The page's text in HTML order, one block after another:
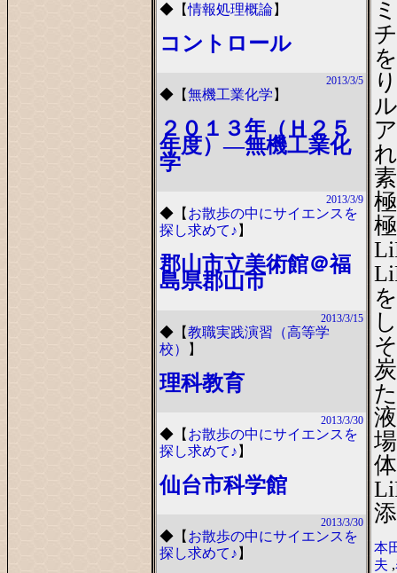
◆ 【情報処理概論】
コントロール
2013/3/5
◆ 【無機工業化学 】
２０１３年（Ｈ２５
年度）―無機工業化
学
2013/3/9
◆ 【 お散歩の中にサイエンスを
探し求めて♪ 】
郡山市立美術館＠福
島県郡山市
2013/3/15
◆ 【教職実践演習（高等学
校）
】
理科教育
2013/3/30
◆ 【 お散歩の中にサイエンスを
探し求めて♪ 】
仙台市科学館
2013/3/30
◆ 【 お散歩の中にサイエンスを
探し求めて♪ 】
本
夫 ,